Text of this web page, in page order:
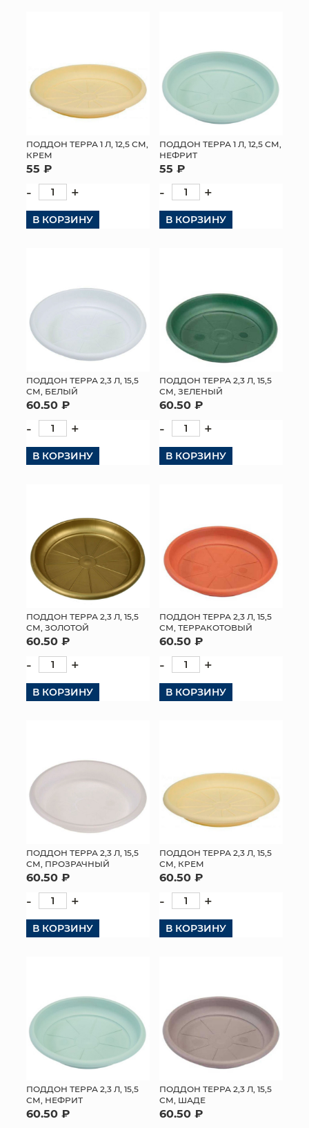
ПОДДОН ТЕРРА 1 Л, 12,5 СМ,
КРЕМ
55 ₽
- +
В КОРЗИНУ
ПОДДОН ТЕРРА 1 Л, 12,5 СМ,
НЕФРИТ
55 ₽
- +
В КОРЗИНУ
ПОДДОН ТЕРРА 2,3 Л, 15,5
СМ, БЕЛЫЙ
60.50 ₽
- +
В КОРЗИНУ
ПОДДОН ТЕРРА 2,3 Л, 15,5
СМ, ЗЕЛЕНЫЙ
60.50 ₽
- +
В КОРЗИНУ
ПОДДОН ТЕРРА 2,3 Л, 15,5
СМ, ЗОЛОТОЙ
60.50 ₽
- +
В КОРЗИНУ
ПОДДОН ТЕРРА 2,3 Л, 15,5
СМ, ТЕРРАКОТОВЫЙ
60.50 ₽
- +
В КОРЗИНУ
ПОДДОН ТЕРРА 2,3 Л, 15,5
СМ, ПРОЗРАЧНЫЙ
60.50 ₽
- +
В КОРЗИНУ
ПОДДОН ТЕРРА 2,3 Л, 15,5
СМ, КРЕМ
60.50 ₽
- +
В КОРЗИНУ
ПОДДОН ТЕРРА 2,3 Л, 15,5
СМ, НЕФРИТ
60.50 ₽
ПОДДОН ТЕРРА 2,3 Л, 15,5
СМ, ШАДЕ
60.50 ₽